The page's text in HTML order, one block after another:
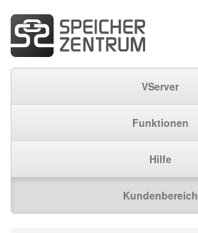
VServer
Funktionen
Hilfe
Kundenbereich